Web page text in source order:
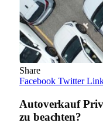
Share
Facebook Twitter
Autoverkauf
zu beachten?